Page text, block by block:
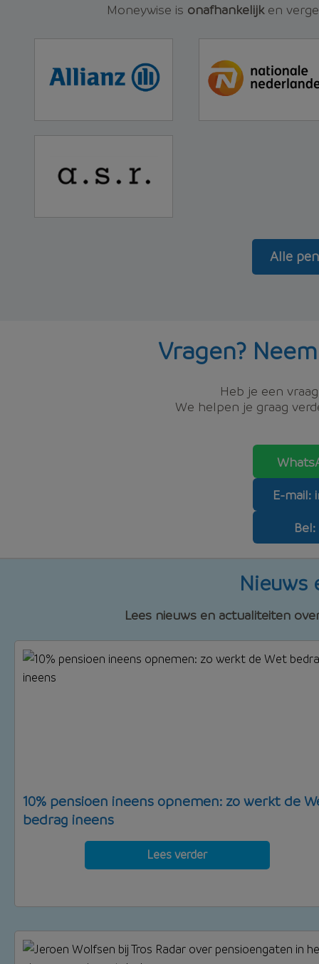
Moneywise is onafhankelijk en
Alle
Vragen?
Heb je een
We helpen je graag
E-mail:
Nieuws
Lees nieuws en actualiteiten
10% pensioen ineens opnemen: zo werkt de
bedrag ineens
Lees verder